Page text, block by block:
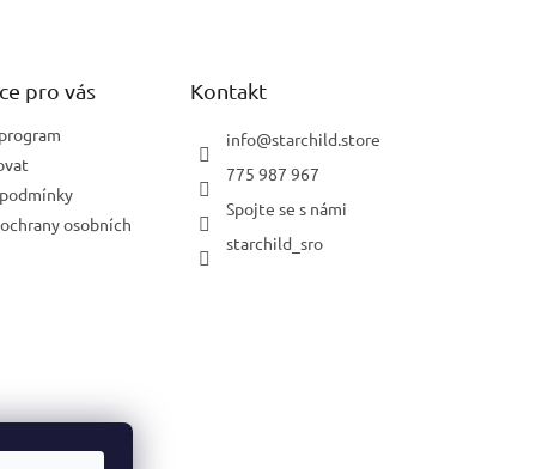
pro vás
osobních
Kontakt
info@starchild.store
775 987 967
Spojte se s námi
starchild_sro